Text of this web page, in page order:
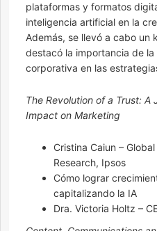
plataformas y formatos
inteligencia artificial en la
Además, se llevó a cabo un
destacó la importancia de
corporativa en las
The Revolution of a Trust: A
Impact on Marketing
Cristina Caiun –
Research, Ipsos
Cómo lograr
capitalizando la IA
Dra. Victoria Holtz –